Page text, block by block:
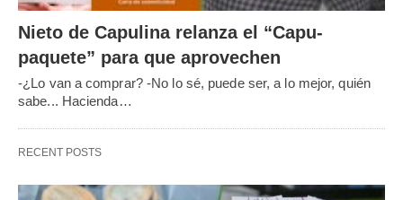
Nieto de Capulina relanza el “Capu-
paquete” para que aprovechen
-¿Lo van a comprar? -No lo sé, puede ser, a lo mejor, quién
sabe... Hacienda…
RECENT POSTS